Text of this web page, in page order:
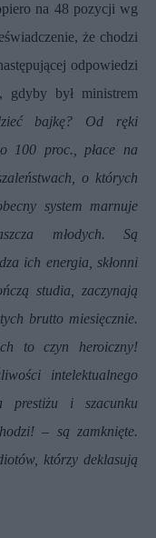
na 48 pozycji wg
że chodzi
odpowiedzi
gdyby był ministrem
bajkę? Od ręki
100 proc., płace na
o których
system marnuje
młodych. Są
ich energia, skłonni
studia, zaczynają
brutto miesięcznie.
to czyn heroiczny!
intelektualnego
prestiżu i szacunku
– są zamknięte.
którzy deklasują